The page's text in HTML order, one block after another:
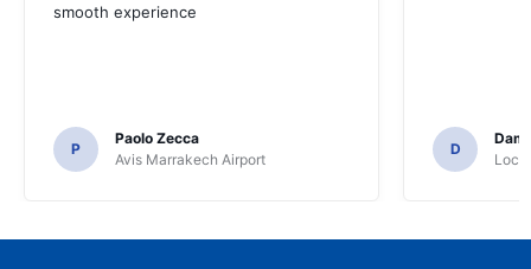
smooth experience
P
Paolo Zecca
Avis Marrakech Airport
D